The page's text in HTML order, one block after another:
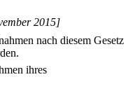
2015]
nach diesem Gesetz
ihres